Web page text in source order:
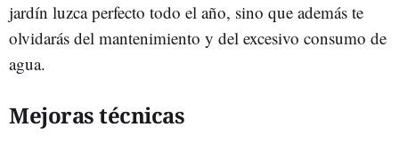
jardín luzca perfecto todo el año, sino que además te
olvidarás del mantenimiento y del excesivo consumo de
agua.
Mejoras técnicas